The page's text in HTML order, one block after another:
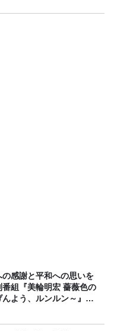
感謝と平和への思いを
組『美輪明宏 薔薇色の
よう、ルンルン～』